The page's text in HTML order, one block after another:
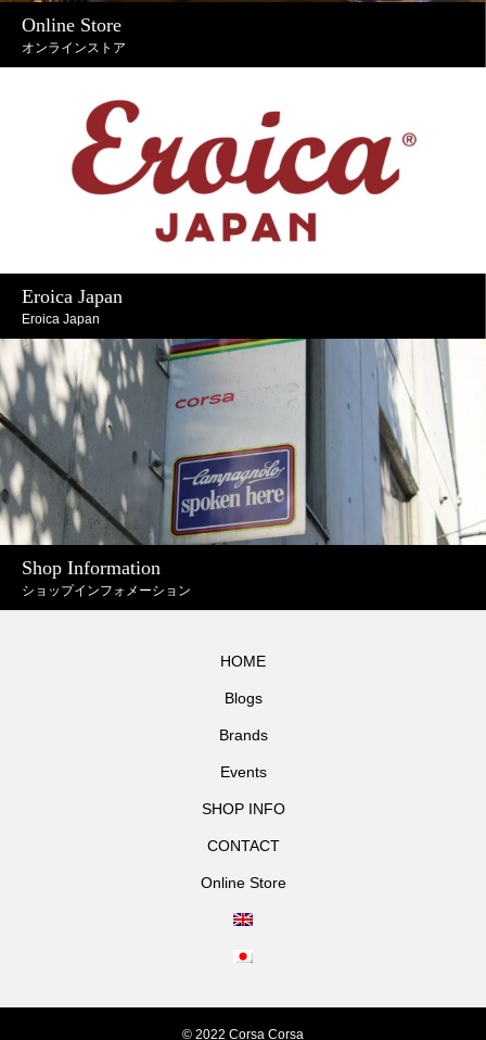
Online Store
オンラインストア
Eroica Japan
Eroica Japan
Shop Information
ショップインフォメーション
HOME
Blogs
Brands
Events
SHOP INFO
CONTACT
Online Store
© 2022 Corsa Corsa